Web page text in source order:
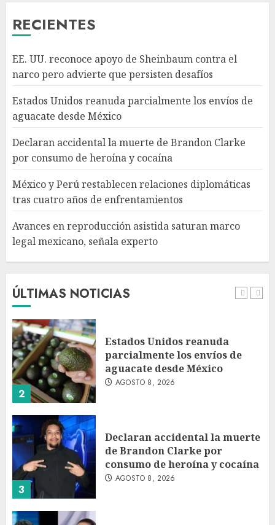
RECIENTES
EE. UU. reconoce apoyo de Sheinbaum contra el
narco pero advierte que persisten desafíos
Estados Unidos reanuda parcialmente los envíos de
aguacate desde México
Declaran accidental la muerte de Brandon Clarke
por consumo de heroína y cocaína
México y Perú restablecen relaciones diplomáticas
tras cuatro años de enfrentamientos
Avances en reproducción asistida saturan marco
legal mexicano, señala experto
ÚLTIMAS NOTICIAS
4
relaciones diplomáticas tras
cuatro años de
enfrentamientos
AGOSTO 8, 2026
5
Avances en reproducción
asistida saturan marco legal
mexicano, señala experto
AGOSTO 8, 2026
1
EE. UU. reconoce apoyo de
AGOSTO 8, 2026
2
Estados Unidos reanuda
parcialmente los envíos de
aguacate desde México
AGOSTO 8, 2026
3
Declaran accidental la muerte
de Brandon Clarke por
consumo de heroína y cocaína
AGOSTO 8, 2026